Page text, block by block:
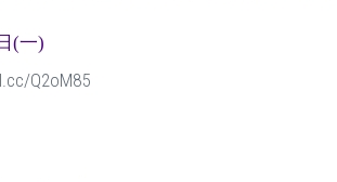
(一)
Q2oM85